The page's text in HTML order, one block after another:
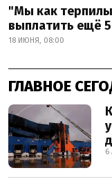
"Мы как
выплатить ещё
18 ИЮНЯ, 08:00
ГЛАВНОЕ
6